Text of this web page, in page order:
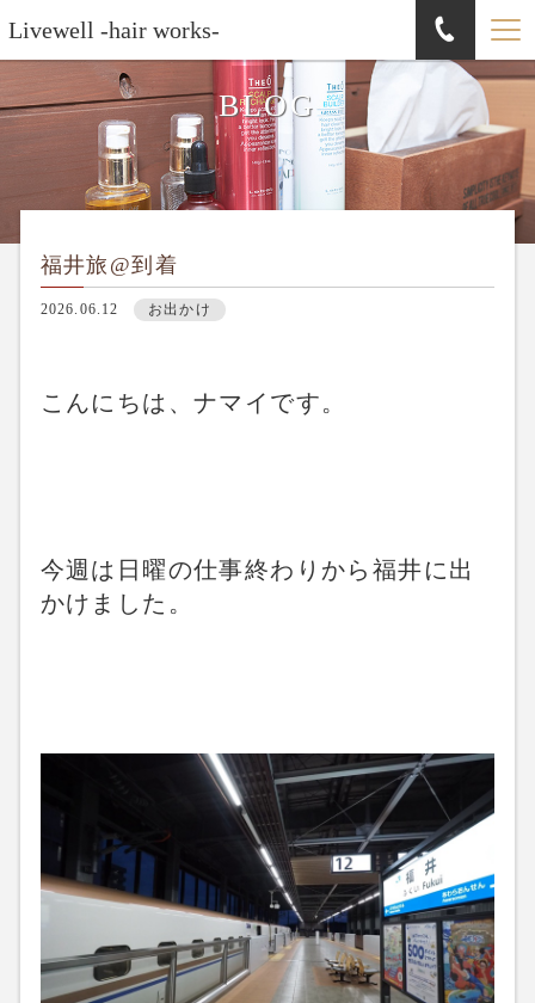
Livewell -hair works-
BLOG
福井旅@到着
2026.06.12 お出かけ
こんにちは、ナマイです。
今週は日曜の仕事終わりから福井に出
かけました。